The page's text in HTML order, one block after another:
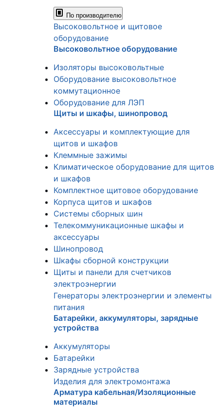
По производителю
Высоковольтное и щитовое
оборудование
Высоковольтное оборудование
Изоляторы высоковольтные
Оборудование высоковольтное
коммутационное
Оборудование для ЛЭП
Щиты и шкафы, шинопровод
Аксессуары и комплектующие для
щитов и шкафов
Клеммные зажимы
Климатическое оборудование для щитов
и шкафов
Комплектное щитовое оборудование
Корпуса щитов и шкафов
Системы сборных шин
Телекоммуникационные шкафы и
аксессуары
Шинопровод
Шкафы сборной конструкции
Щиты и панели для счетчиков
электроэнергии
Генераторы электроэнергии и элементы
питания
Батарейки, аккумуляторы, зарядные
устройства
Аккумуляторы
Батарейки
Зарядные устройства
Изделия для электромонтажа
Арматура кабельная/Изоляционные
материалы